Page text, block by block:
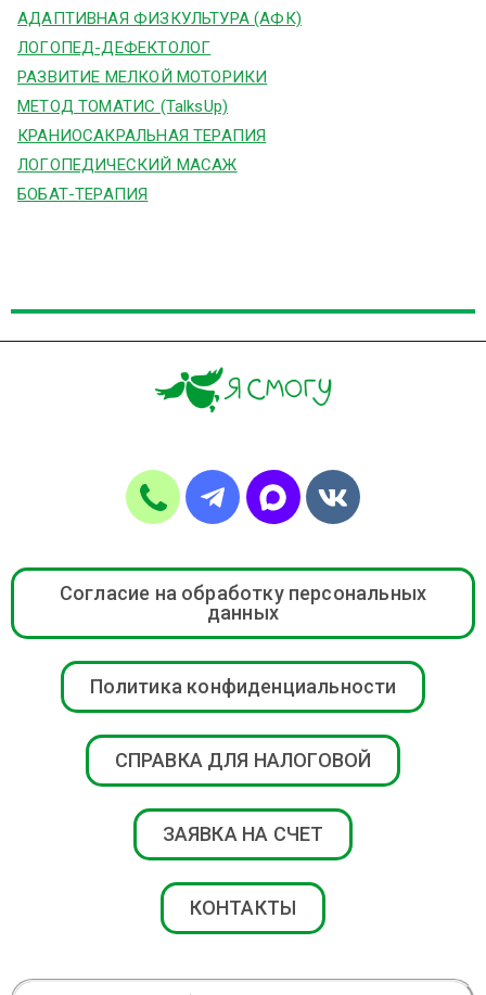
АДАПТИВНАЯ ФИЗКУЛЬТУРА (АФК)
ЛОГОПЕД-ДЕФЕКТОЛОГ
РАЗВИТИЕ МЕЛКОЙ МОТОРИКИ
МЕТОД ТОМАТИС (TalksUp)
КРАНИОСАКРАЛЬНАЯ ТЕРАПИЯ
ЛОГОПЕДИЧЕСКИЙ МАСАЖ
БОБАТ-ТЕРАПИЯ
Согласие на обработку персональных
данных
Политика конфиденциальности
СПРАВКА ДЛЯ НАЛОГОВОЙ
ЗАЯВКА НА СЧЕТ
КОНТАКТЫ